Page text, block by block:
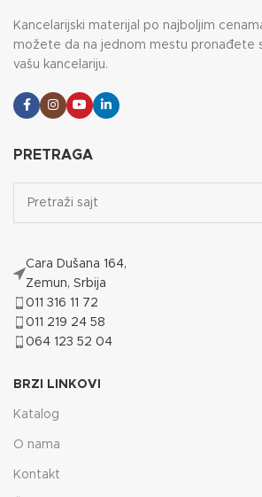
Kancelarijski materijal po najboljim
možete da na jednom mestu pronađete
vašu kancelariju.
PRETRAGA
Cara Dušana 164,
Zemun, Srbija
011 316 11 72
011 219 24 58
064 123 52 04
BRZI LINKOVI
Katalog
O nama
Kontakt